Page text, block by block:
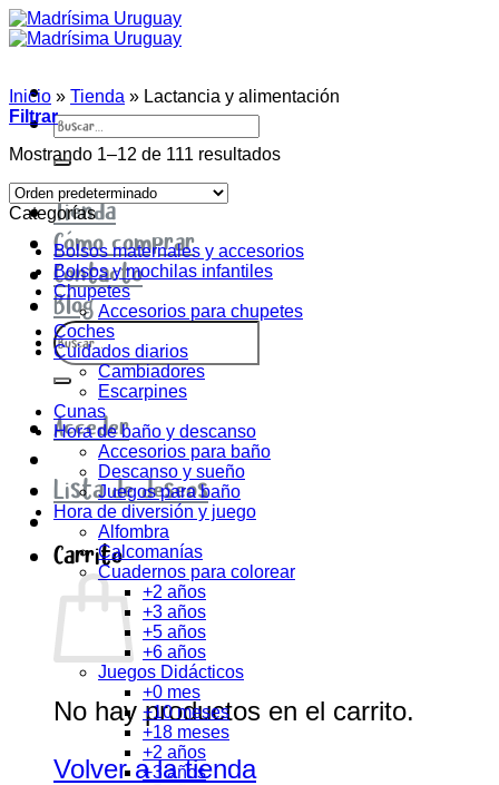
Saltar
al
Buscar
por:
Tienda
Cómo comprar
Contacto
Blog
Buscar
por:
Acceder
Lista de deseos
Carrito
No hay productos en el carrito.
Volver a la tienda
Inicio » Tienda » Lactancia y alimentación
Filtrar
Mostrando 1–12 de 111 resultados
Categorías
Bolsos maternales y accesorios
Bolsos y mochilas infantiles
Chupetes
Accesorios para chupetes
Coches
Cuidados diarios
Cambiadores
Escarpines
Cunas
Hora de baño y descanso
Accesorios para baño
Descanso y sueño
Juegos para baño
Hora de diversión y juego
Alfombra
Calcomanías
Cuadernos para colorear
+2 años
+3 años
+5 años
+6 años
Juegos Didácticos
+0 mes
+10 meses
+18 meses
+2 años
+3 años